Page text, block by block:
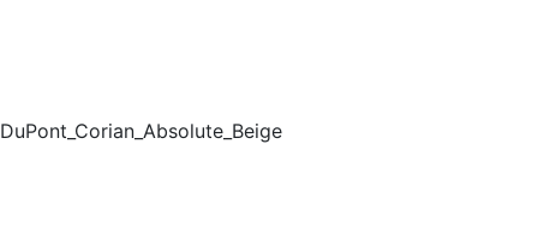
DuPont_Corian_Absolute_Beige